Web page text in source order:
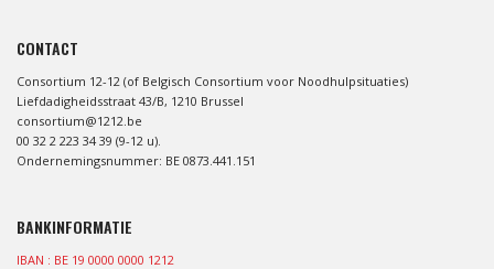
CONTACT
Consortium 12-12 (of Belgisch Consortium voor Noodhulpsituaties)
Liefdadigheidsstraat 43/B, 1210 Brussel
consortium@1212.be
00 32 2 223 34 39 (9-12 u).
Ondernemingsnummer: BE 0873.441.151
BANKINFORMATIE
IBAN : BE 19 0000 0000 1212